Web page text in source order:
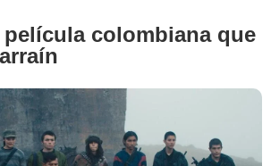
colombiana que